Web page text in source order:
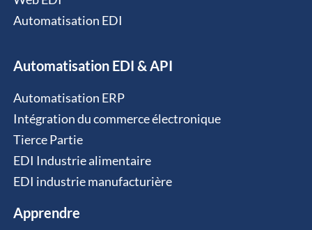
Automatisation EDI
Automatisation EDI & API
Automatisation ERP
Intégration du commerce électronique
Tierce Partie
EDI Industrie alimentaire
EDI industrie manufacturière
Apprendre